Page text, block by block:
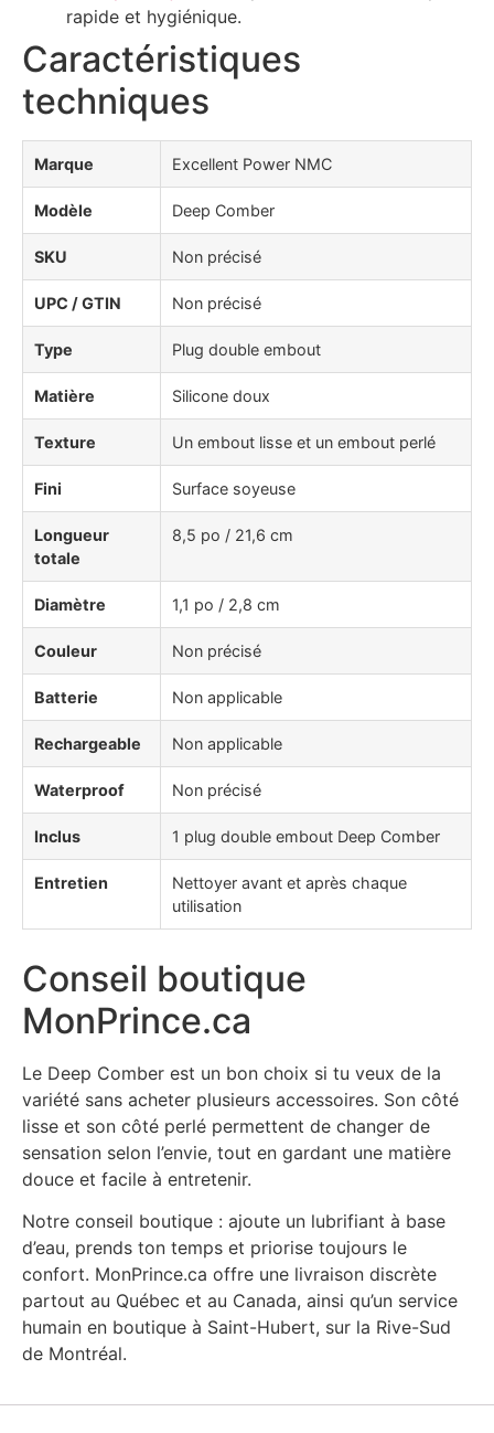
rapide et hygiénique.
Caractéristiques
techniques
Marque Excellent Power NMC
Modèle Deep Comber
SKU Non précisé
UPC / GTIN Non précisé
Type Plug double embout
Matière Silicone doux
Texture Un embout lisse et un embout perlé
Fini Surface soyeuse
Longueur
totale
8,5 po / 21,6 cm
Diamètre 1,1 po / 2,8 cm
Couleur Non précisé
Batterie Non applicable
Rechargeable Non applicable
Waterproof Non précisé
Inclus 1 plug double embout Deep Comber
Entretien
Nettoyer avant et après chaque
utilisation
Conseil boutique
MonPrince.ca
Le Deep Comber est un bon choix si tu veux de la
variété sans acheter plusieurs accessoires. Son côté
lisse et son côté perlé permettent de changer de
sensation selon l’envie, tout en gardant une matière
douce et facile à entretenir.
Notre conseil boutique : ajoute un lubrifiant à base
d’eau, prends ton temps et priorise toujours le
confort. MonPrince.ca offre une livraison discrète
partout au Québec et au Canada, ainsi qu’un service
humain en boutique à Saint-Hubert, sur la Rive-Sud
de Montréal.